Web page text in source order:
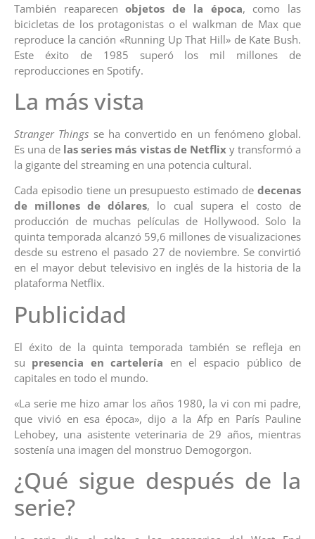
También reaparecenobjetos de la época, como las
bicicletas de los protagonistas o el walkman de Max que
reproduce la canción «Running Up That Hill» de Kate Bush.
Este éxito de 1985 superó los mil millones de
reproducciones en Spotify.
La más vista
Stranger Things se ha convertido en un fenómeno global.
Es una de las series más vistas de Netflix y transformó a
la gigante del streaming en una potencia cultural.
Cada episodio tiene un presupuesto estimado de decenas
de millones de dólares, lo cual supera el costo de
producción de muchas películas de Hollywood. Solo la
quinta temporada alcanzó 59,6 millones de visualizaciones
desde su estreno el pasado 27 de noviembre. Se convirtió
en el mayor debut televisivo en inglés de la historia de la
plataforma Netflix.
Publicidad
El éxito de la quinta temporada también se refleja en
su presencia en cartelería en el espacio público de
capitales en todo el mundo.
«La serie me hizo amar los años 1980, la vi con mi padre,
que vivió en esa época», dijo a la Afp en París Pauline
Lehobey, una asistente veterinaria de 29 años, mientras
sostenía una imagen del monstruo Demogorgon.
¿Qué sigue después de la
serie?